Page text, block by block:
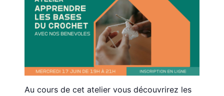
Au cours de cet atelier vous découvrirez les